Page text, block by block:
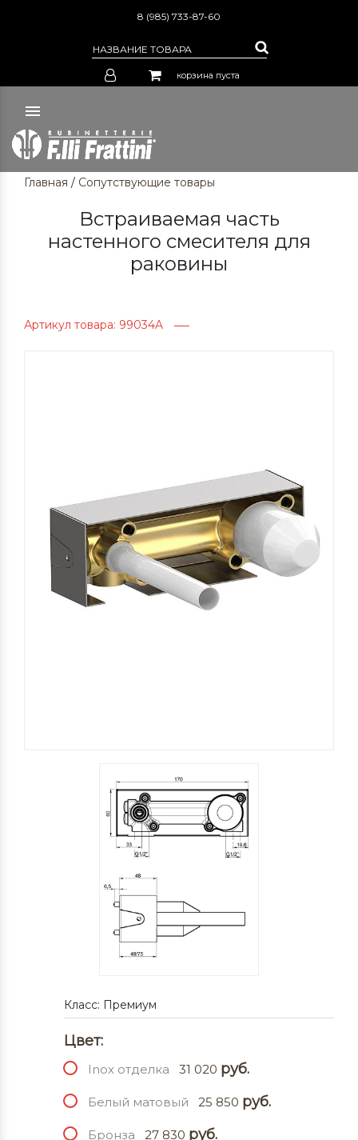
8 (985) 733-87-60
корзина пуста
Главная / Сопутствующие товары
Встраиваемая часть
настенного смесителя для
раковины
Артикул товара: 99034A
Класс: Премиум
Цвет:
Inox отделка 31 020 руб.
Белый матовый 25 850 руб.
Бронза 27 830 руб.